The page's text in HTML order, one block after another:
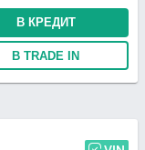
В КРЕДИТ
В TRADE IN